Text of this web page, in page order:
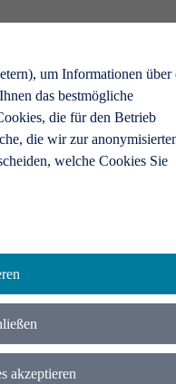
um Informationen über
das bestmögliche
die für den Betrieb
die wir zur
welche Cookies Sie
akzeptieren